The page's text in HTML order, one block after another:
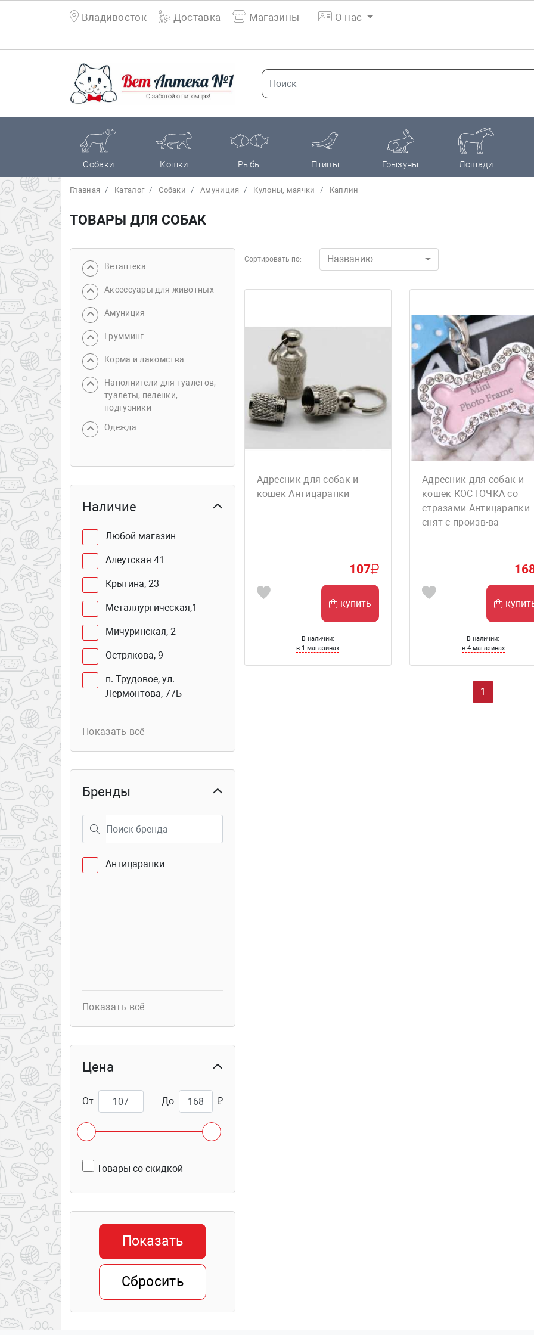
Владивосток Доставка Магазины О нас
Собаки Кошки Рыбы Птицы Грызуны Лошади
Главная Каталог Собаки Амуниция Кулоны, маячки Каплин
ТОВАРЫ ДЛЯ СОБАК
Bетаптека
Аксессуары для животных
Амуниция
Грумминг
Корма и лакомства
Наполнители для туалетов,
туалеты, пеленки,
подгузники
Одежда
Наличие
Любой магазин
Алеутская 41
Крыгина, 23
Металлургическая,1
Мичуринская, 2
Острякова, 9
п. Трудовое, ул.
Лермонтова, 77Б
Юмашева, 2 В
103б)
Столетия Владивостока,
40
Семёновская 25
Показать всё
Бренды
Антицарапки
Показать всё
Цена
От До ₽
Товары со скидкой
Показать
Сбросить
Сортировать по: Названию
Адресник для собак и
кошек Антицарапки
107
купить
В наличии:
в 1 магазинах
Адресник для собак и
кошек КОСТОЧКА со
стразами Антицарапки
снят с произв-ва
В наличии:
в 4 магазинах
1